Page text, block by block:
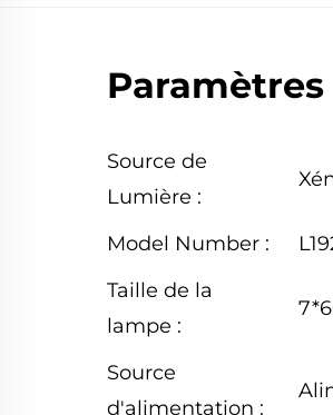
Paramètres
Source de
Lumière :
Model Number :
Taille de la
lampe :
Source
d'alimentation :